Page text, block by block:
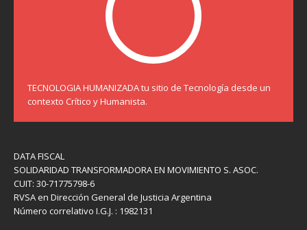
TECNOLOGIA HUMANIZADA tu sitio de Tecnología desde un
contexto Crítico y Humanista.
DATA FISCAL
SOLIDARIDAD TRANSFORMADORA EN MOVIMIENTO S. ASOC.
CUIT: 30-71775798-6
RVSA en Dirección General de Justicia Argentina
Número correlativo I.G.J. : 1982131